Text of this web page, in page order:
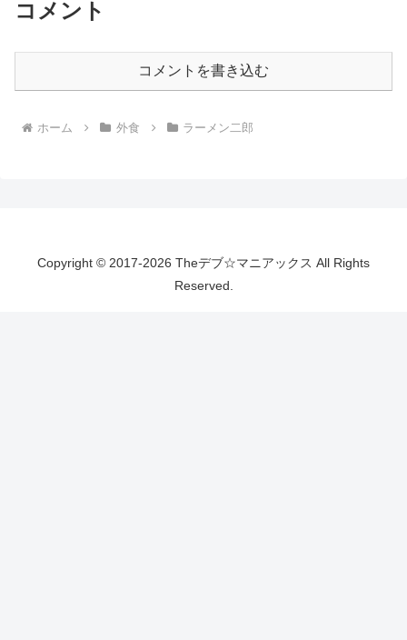
コメント
コメントを書き込む
ホーム 外食 ラーメン二郎
Copyright © 2017-2026 Theデブ☆マニアックス All Rights
Reserved.